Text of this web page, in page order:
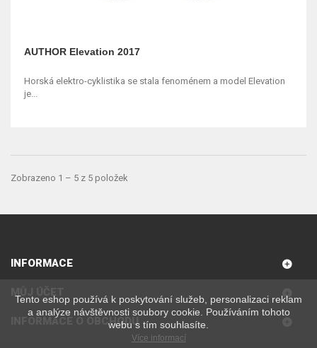
AUTHOR Elevation 2017
Horská elektro-cyklistika se stala fenoménem a model Elevation
je...
Zobrazeno 1 – 5 z 5 položek
INFORMACE
INFORMACE O OBCHODU
Tento eshop používá k poskytování služeb, personalizaci reklam
a analýze návštěvnosti soubory cookie. Používáním tohoto
webu s tím souhlasíte.
Více informací